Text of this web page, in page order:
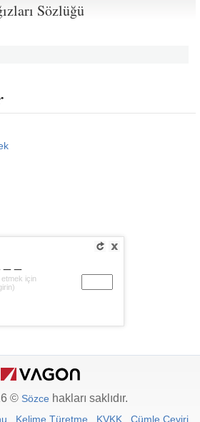
Sözlüğü
etmek için
© Sözce hakları saklıdır.
Kelime Türetme KVKK Cümle Çeviri